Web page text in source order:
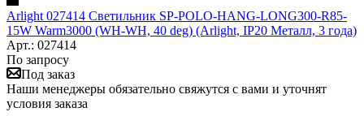
Arlight 027414 Светильник SP-POLO-HANG-LONG300-R85-
15W Warm3000 (WH-WH, 40 deg) (Arlight, IP20 Металл, 3 года)
Арт.: 027414
По запросу
Под заказ
Наши менеджеры обязательно свяжутся с вами и уточнят
условия заказа